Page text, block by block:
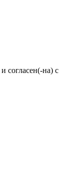
и согласен(-на) с